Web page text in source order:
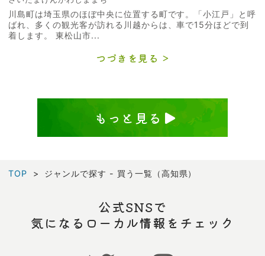
川島町は埼玉県のほぼ中央に位置する町です。「小江戸」と呼
ばれ、多くの観光客が訪れる川越からは、車で15分ほどで到
着します。 東松山市...
つづきを見る
もっと見る
TOP ジャンルで探す - 買う一覧（高知県）
公式SNSで
気になるローカル情報をチェック